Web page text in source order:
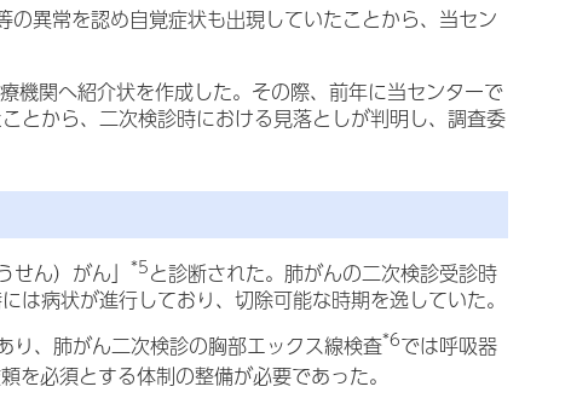
の異常を認め自覚症状も出現していたことから、当セン
機関へ紹介状を作成した。その際、前年に当センターで
とから、二次検診時における見落としが判明し、調査委
ん） がん」*5と診断された。肺がんの二次検診受診時
病状が進行しており、切除可能な時期を逸していた。
り、肺がん二次検診の胸部エックス線検査*6では呼吸器
を必須とする体制の整備が必要であった。